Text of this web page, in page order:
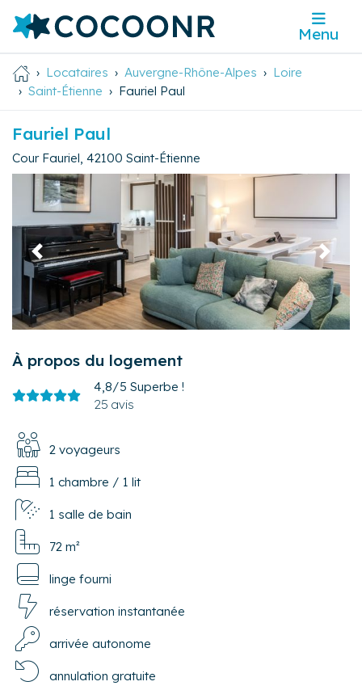
Menu
Locataires Auvergne-Rhône-Alpes
Loire
Saint-Étienne
Fauriel Paul
Fauriel Paul
Cour Fauriel 42100 Saint-Étienne
Précédent
À propos du logement
4,8/5 Superbe !
25 avis
2 voyageurs
1 chambre / 1 lit
1 salle de bain
72 m²
linge fourni
réservation instantanée
arrivée autonome
annulation gratuite